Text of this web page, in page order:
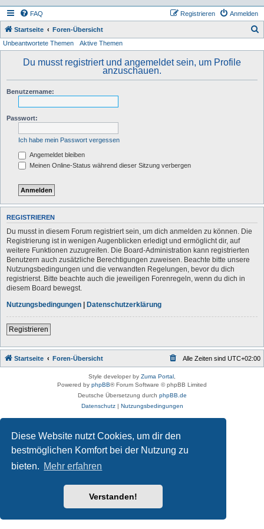
Diese Website nutzt Cookies, um dir den
bestmöglichen Komfort bei der Nutzung zu
bieten. Mehr erfahren
Verstanden!
FAQ Anmelden
Registrieren
Startseite Foren-Übersicht
Unbeantwortete Themen Aktive Themen
Du musst registriert und angemeldet sein, um Profile
anzuschauen.
Benutzername:
Passwort:
Ich habe mein Passwort vergessen
Angemeldet bleiben
Meinen Online-Status während dieser Sitzung verbergen
REGISTRIEREN
Du musst in diesem Forum registriert sein, um dich anmelden zu können. Die
Registrierung ist in wenigen Augenblicken erledigt und ermöglicht dir, auf
weitere Funktionen zuzugreifen. Die Board-Administration kann registrierten
Benutzern auch zusätzliche Berechtigungen zuweisen. Beachte bitte unsere
Nutzungsbedingungen und die verwandten Regelungen, bevor du dich
registrierst. Bitte beachte auch die jeweiligen Forenregeln, wenn du dich in
diesem Board bewegst.
Nutzungsbedingungen | Datenschutzerklärung
Registrieren
Startseite Foren-Übersicht Alle Zeiten sind UTC+02:00
Style developer by Zuma Portal
Powered by phpBB® Forum Software © phpBB Limited
Deutsche Übersetzung durch phpBB.de
Datenschutz| Nutzungsbedingungen